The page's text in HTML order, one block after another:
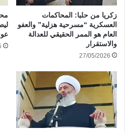
زكريا من حلبا: المحاكمات
العسكرية “مسرحية هزلية” والعفو
العام هو الممر الحقيقي للعدالة
والاستقرار
27/05/2026